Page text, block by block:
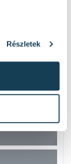
Részletek